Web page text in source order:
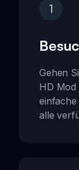
1
Gehen
HD Mod
alle